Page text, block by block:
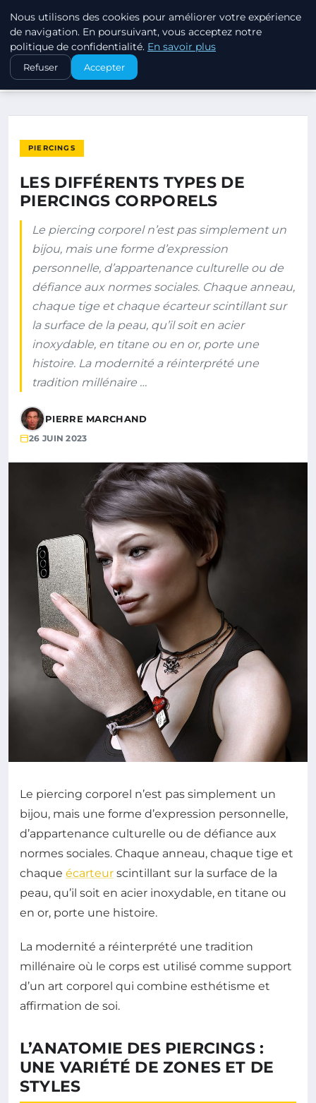
PIERCINGS ET PLUGS
ACCUEIL
PIERCINGS
LES DIFFÉRENTS TYPES DE PIERCINGS CORPORELS
PIERCINGS
LES DIFFÉRENTS TYPES DE
PIERCINGS CORPORELS
Le piercing corporel n’est pas simplement un
bijou, mais une forme d’expression
personnelle, d’appartenance culturelle ou de
défiance aux normes sociales. Chaque anneau,
chaque tige et chaque écarteur scintillant sur
la surface de la peau, qu’il soit en acier
inoxydable, en titane ou en or, porte une
histoire. La modernité a réinterprété une
tradition millénaire …
PIERRE MARCHAND
26 JUIN 2023
Le piercing corporel n’est pas simplement un
bijou, mais une forme d’expression personnelle,
d’appartenance culturelle ou de défiance aux
normes sociales. Chaque anneau, chaque tige et
chaque écarteur scintillant sur la surface de la
peau, qu’il soit en acier inoxydable, en titane ou
en or, porte une histoire.
La modernité a réinterprété une tradition
millénaire où le corps est utilisé comme support
d’un art corporel qui combine esthétisme et
affirmation de soi.
L’ANATOMIE DES PIERCINGS :
UNE VARIÉTÉ DE ZONES ET DE
STYLES
Nous utilisons des cookies pour améliorer votre expérience
de navigation. En poursuivant, vous acceptez notre
politique de confidentialité. En savoir plus
Refuser Accepter